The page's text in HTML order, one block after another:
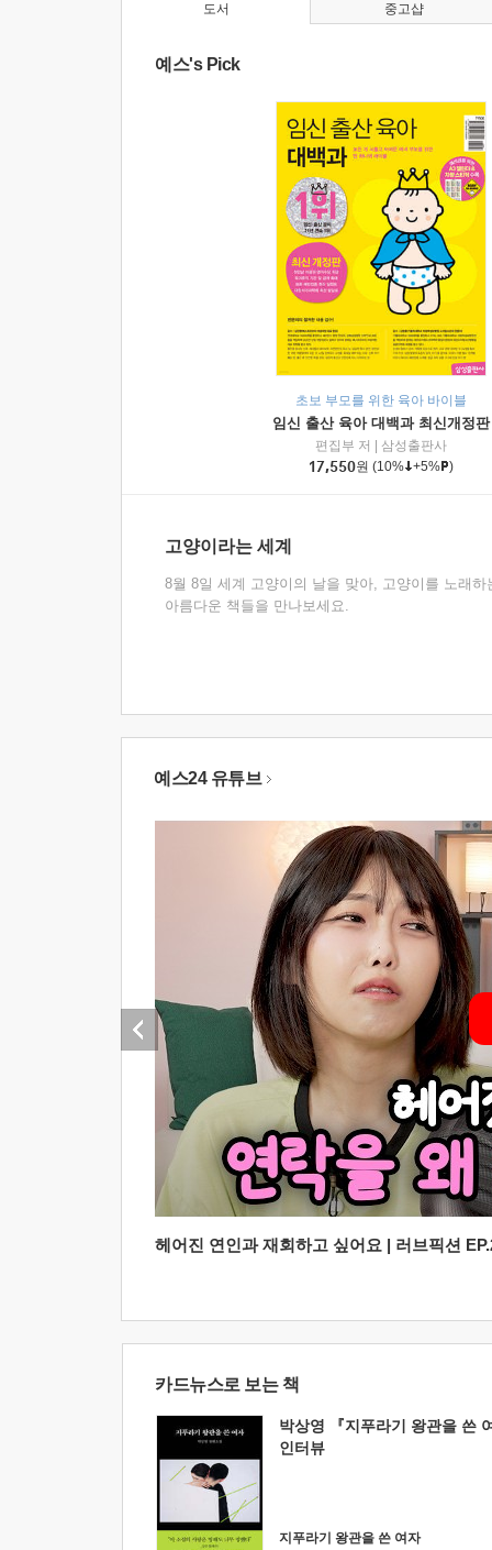
도서
예스's Pick
초보 부모를 위한 육아 바이블
임신 출산 육아 대백과 최신개정판
편집부 저
삼성출판사
17,550원 (10% +5% )
고양이라는 세계
8월 8일 세계 고양이의 날을 맞아, 고양이를 노래하
아름다운 책들을 만나보세요.
중고샵
예스24 유튜브
헤어진 연인과 재회하고 싶어요 | 러브픽션
카드뉴스로 보는 책
박상영 『지푸라기 왕관을 쓴
인터뷰
지푸라기 왕관을 쓴 여자